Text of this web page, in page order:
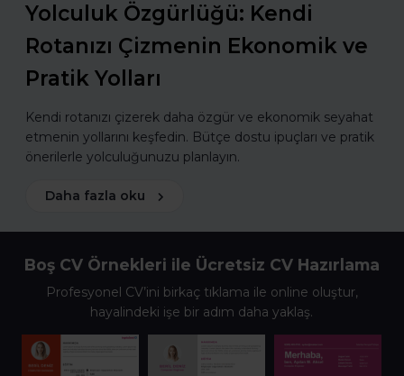
Yolculuk Özgürlüğü: Kendi
Rotanızı Çizmenin Ekonomik ve
Pratik Yolları
Kendi rotanızı çizerek daha özgür ve ekonomik seyahat
etmenin yollarını keşfedin. Bütçe dostu ipuçları ve pratik
önerilerle yolculuğunuzu planlayın.
Daha fazla oku
Boş CV Örnekleri ile Ücretsiz CV Hazırlama
Profesyonel CV’ini birkaç tıklama ile online oluştur,
hayalindeki işe bir adım daha yaklaş.